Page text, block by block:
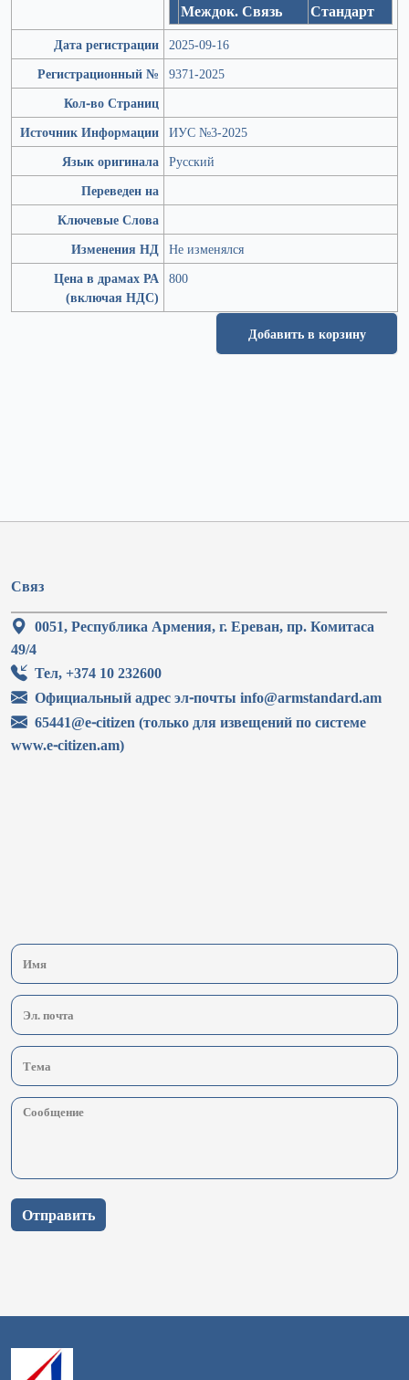
Междок. Связь Стандарт
Дата регистрации 2025-09-16
Регистрационный №
9371-2025
Кол-во Страниц
Источник Информации ИУС №3-2025
Язык оригинала Русский
Переведен на
Ключевые Слова
Изменения НД Не изменялся
Цена в драмах РА
(включая НДС)
800
Добавить в корзину
Связ
0051, Республика Армения, г. Ереван, пр. Комитаса
49/4
Тел, +374 10 232600
Официальный адрес эл-почты info@armstandard.am
65441@e-citizen (только для извещений по системе
www.e-citizen.am)
Отправить